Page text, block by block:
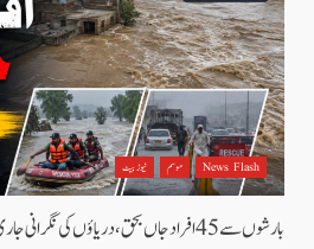
News Flash موسم نیوز بیٹ
بارشوں سے 45 افراد جاں بحق، دریاؤں کی نگرانی جاری